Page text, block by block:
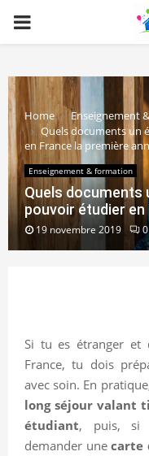
PRIMARY
Home
Enseignement
Quels documents un
en France la première
Enseignement & formation
Quels documents
pouvoir étudier en
19 novembre 2019 0
Si tu es étranger et
France, tu dois
avec soin. En
long séjour valant
étudiant, puis, si
demander une carte